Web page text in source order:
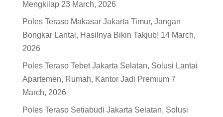
Mengkilap 23 March, 2026
Poles Teraso Makasar Jakarta Timur, Jangan
Bongkar Lantai, Hasilnya Bikin Takjub! 14 March,
2026
Poles Teraso Tebet Jakarta Selatan, Solusi Lantai
Apartemen, Rumah, Kantor Jadi Premium 7
March, 2026
Poles Teraso Setiabudi Jakarta Selatan, Solusi